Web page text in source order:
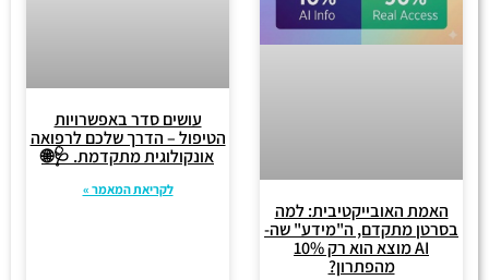
האמת האובייקטיבית: למה
בסרטן מתקדם, ה"מידע" שה-
AI מוצא הוא רק 10%
מהפתרון?
עושים סדר באפשרויות
הטיפול – הדרך שלכם לרפואה
אונקולוגית מתקדמת. 🩺🌐
לקריאת המאמר »